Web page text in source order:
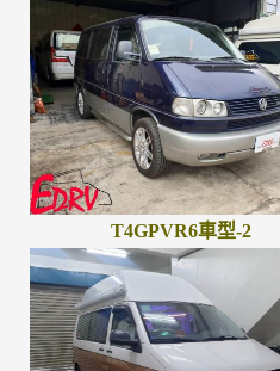
T4GPVR6車型-2